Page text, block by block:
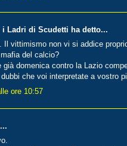
Ladri di Scudetti ha detto...
Il vittimismo non vi si addice
del calcio?
già domenica contro la Lazio
che voi interpretate a vostro
ore 10:57